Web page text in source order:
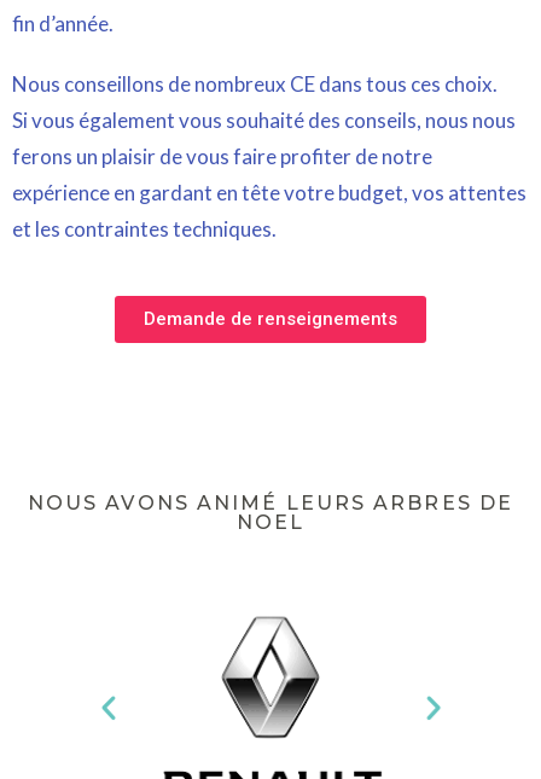
fin d’année.
Nous conseillons de nombreux CE dans tous ces choix.
Si vous également vous souhaité des conseils, nous nous
ferons un plaisir de vous faire profiter de notre
expérienceen gardant en tête votre budget, vos attentes
et les contraintes techniques.
Demande de renseignements
NOUS AVONS ANIMÉ LEURS ARBRES DE
NOEL